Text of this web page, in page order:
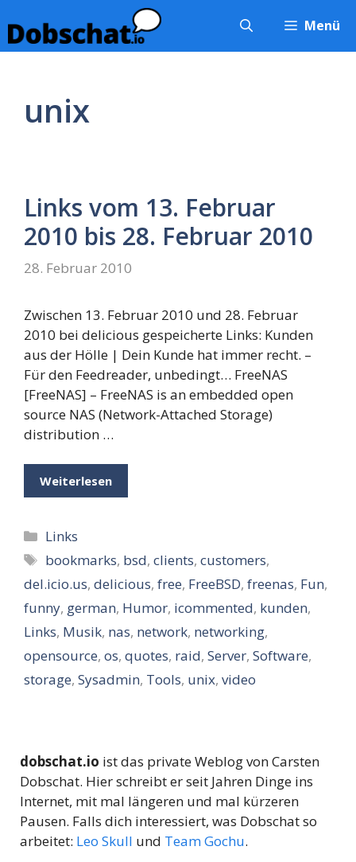
Inhalt
springen
Menü
unix
Links vom 13. Februar
2010 bis 28. Februar 2010
28. Februar 2010
Zwischen 13. Februar 2010 und 28. Februar
2010 bei delicious gespeicherte Links: Kunden
aus der Hölle | Dein Kunde hat immer recht. –
Für den Feedreader, unbedingt… FreeNAS
[FreeNAS] – FreeNAS is an embedded open
source NAS (Network-Attached Storage)
distribution …
Weiterlesen
Kategorien
Links
Schlagwörter
bookmarks, bsd,clients,customers,
del.icio.us, delicious, free, FreeBSD, freenas, Fun,
funny, german, Humor, icommented, kunden,
Links, Musik, nas, network, networking,
opensource, os, quotes, raid, Server, Software,
storage, Sysadmin, Tools, unix, video
dobschat.io ist das private Weblog von Carsten
Dobschat. Hier schreibt er seit Jahren Dinge ins
Internet, mit mal längeren und mal kürzeren
Pausen. Falls dich interessiert, was Dobschat so
arbeitet: Leo Skull und Team Gochu.